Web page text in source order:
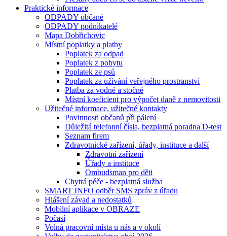
Praktické informace
ODPADY občané
ODPADY podnikatelé
Mapa Dobřichovic
Místní poplatky a platby
Poplatek za odpad
Poplatek z pobytu
Poplatek ze psů
Poplatek za užívání veřejného prostranství
Platba za vodné a stočné
Místní koeficient pro výpočet daně z nemovitosti
Užitečné informace, užitečné kontakty
Povinnosti občanů při pálení
Důležitá telefonní čísla, bezplatná poradna D-test
Seznam firem
Zdravotnické zařízení, úřady, instituce a další
Zdravotní zařízení
Úřady a instituce
Ombudsman pro děti
Chytrá péče - bezplatná služba
SMART INFO odběr SMS zpráv z úřadu
Hlášení závad a nedostatků
Mobilní aplikace v OBRAZE
Počasí
Volná pracovní místa u nás a v okolí